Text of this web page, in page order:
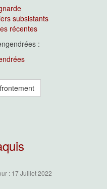
subsistants
récentes
:
: 17 Juillet 2022